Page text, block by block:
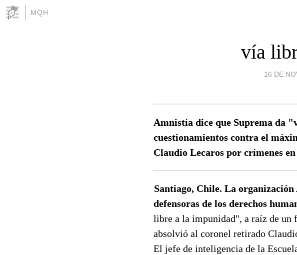
MQH
vía
16 DE
Amnistía dice que Suprema da
cuestionamientos contra el
Claudio Lecaros por crímenes
Santiago, Chile. La
defensoras de los derechos
libre a la impunidad", a raíz de un
absolvió al coronel retirado
El jefe de inteligencia de la